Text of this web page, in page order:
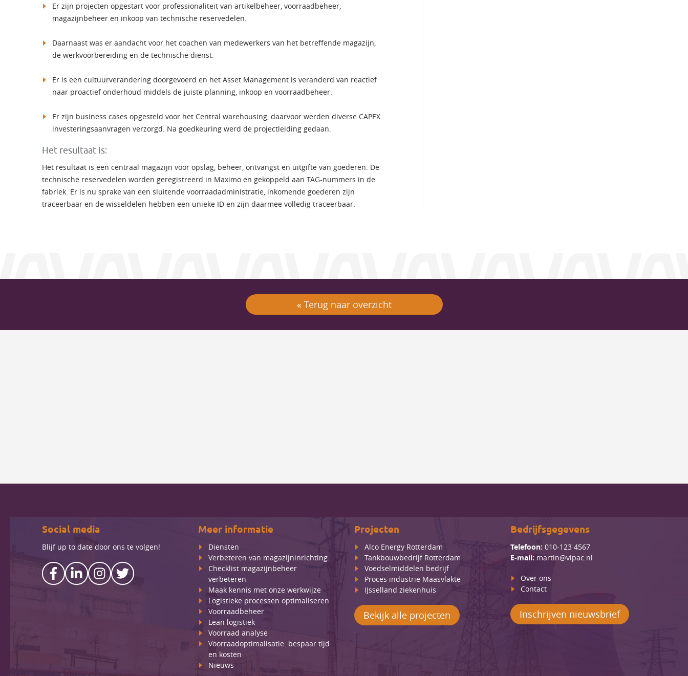
Er zijn projecten opgestart voor professionaliteit van artikelbeheer, voorraadbeheer,
magazijnbeheer en inkoop van technische reservedelen.
Daarnaast was er aandacht voor het coachen van medewerkers van het betreffende magazijn,
de werkvoorbereiding en de technische dienst.
Er is een cultuurverandering doorgevoerd en het Asset Management is veranderd van reactief
naar proactief onderhoud middels de juiste planning, inkoop en voorraadbeheer.
Er zijn business cases opgesteld voor het Central warehousing, daarvoor werden diverse CAPEX
investeringsaanvragen verzorgd. Na goedkeuring werd de projectleiding gedaan.
Het resultaat is:
Het resultaat is een centraal magazijn voor opslag, beheer, ontvangst en uitgifte van goederen. De
technische reservedelen worden geregistreerd in Maximo en gekoppeld aan TAG-nummers in de
fabriek. Er is nu sprake van een sluitende voorraadadministratie, inkomende goederen zijn
traceerbaar en de wisseldelen hebben een unieke ID en zijn daarmee volledig traceerbaar.
« Terug naar overzicht
Social media
Blijf up to date door ons te volgen!
Meer informatie
Diensten
Verbeteren van magazijninrichting
Checklist magazijnbeheer
verbeteren
Maak kennis met onze werkwijze
Logistieke processen optimaliseren
Voorraadbeheer
Lean logistiek
Voorraad analyse
Voorraadoptimalisatie: bespaar tijd
en kosten
Nieuws
Projecten
Alco Energy Rotterdam
Tankbouwbedrijf Rotterdam
Voedselmiddelen bedrijf
Proces industrie Maasvlakte
IJsselland ziekenhuis
Bekijk alle projecten
Bedrijfsgegevens
Telefoon: 010-123 4567
E-mail: martin@vipac.nl
Over ons
Contact
Inschrijven nieuwsbrief